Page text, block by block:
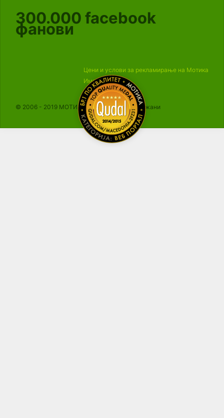
300.000 facebook
фанови
Цени и услови за рекламирање на Мотика
Импресум
© 2006 - 2019 МОТИКА, Сите права се задржани